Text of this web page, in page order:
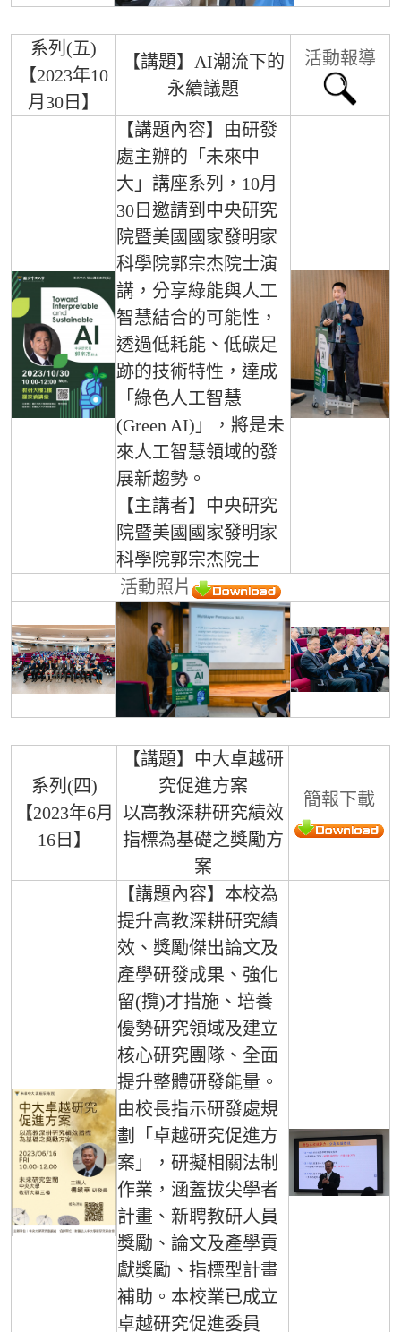
系列(五)
【2023年10
月30日】
【講題】AI潮流下的
永續議題
活動報導
【講題內容】由研發
處主辦的「未來中
大」講座系列，10月
30日邀請到中央研究
院暨美國國家發明家
科學院郭宗杰院士演
講，分享綠能與人工
智慧結合的可能性，
透過低耗能、低碳足
跡的技術特性，達成
「綠色人工智慧
(Green AI)」，將是未
來人工智慧領域的發
展新趨勢。
【主講者】中央研究
院暨美國國家發明家
科學院郭宗杰院士
活動照片
系列(四)
【2023年6月
16日】
【講題】中大卓越研
究促進方案
以高教深耕研究績效
指標為基礎之獎勵方
案
簡報下載
【講題內容】本校為
提升高教深耕研究績
效、獎勵傑出論文及
產學研發成果、強化
留(攬)才措施、培養
優勢研究領域及建立
核心研究團隊、全面
提升整體研發能量。
由校長指示研發處規
劃「卓越研究促進方
案」，研擬相關法制
作業，涵蓋拔尖學者
計畫、新聘教研人員
獎勵、論文及產學貢
獻獎勵、指標型計畫
補助。本校業已成立
卓越研究促進委員